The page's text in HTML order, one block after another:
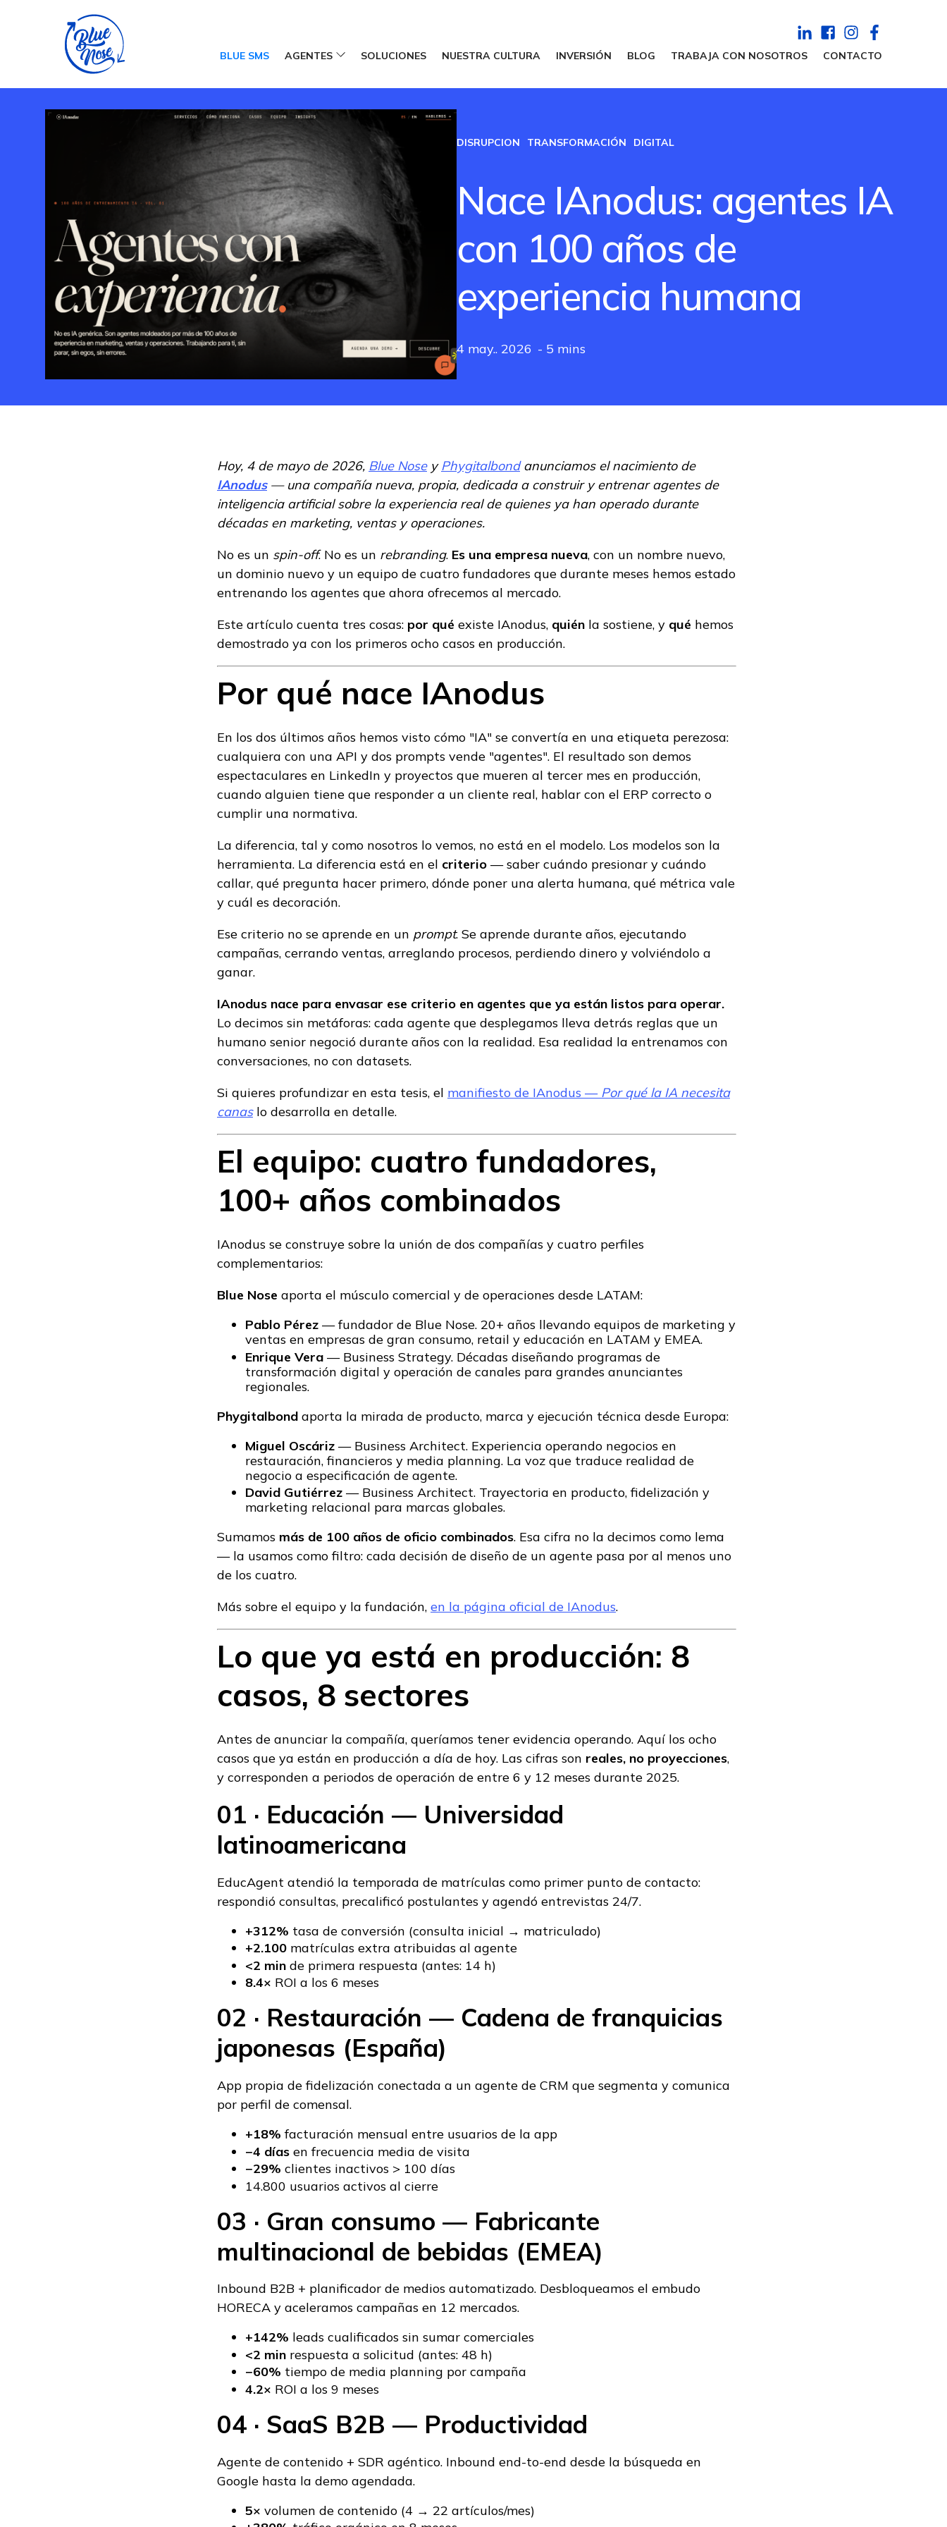
BLUE SMS AGENTES SOLUCIONES NUESTRA CULTURA INVERSIÓN BLOG TRABAJA CON NOSOTROS CONTACTO
DISRUPCION TRANSFORMACIÓN DIGITAL
Nace IAnodus: agentes IA
con 100 años de
experiencia humana
4 may.. 2026 - 5 mins
Hoy, 4 de mayo de 2026, Blue NoseyPhygitalbondanunciamos el nacimiento de
IAnodus— una compañía nueva, propia, dedicada a construir y entrenar agentes de
inteligencia artificial sobre la experiencia real de quienes ya han operado durante
décadas en marketing, ventas y operaciones.
No es un spin-off. No es un rebranding. Es una empresa nueva, con un nombre nuevo,
un dominio nuevo y un equipo de cuatro fundadores que durante meses hemos estado
entrenando los agentes que ahora ofrecemos al mercado.
Este artículo cuenta tres cosas: por qué existe IAnodus, quién la sostiene, y qué hemos
demostrado ya con los primeros ocho casos en producción.
Por qué nace IAnodus
En los dos últimos años hemos visto cómo "IA" se convertía en una etiqueta perezosa:
cualquiera con una API y dos prompts vende "agentes". El resultado son demos
espectaculares en LinkedIn y proyectos que mueren al tercer mes en producción,
cuando alguien tiene que responder a un cliente real, hablar con el ERP correcto o
cumplir una normativa.
La diferencia, tal y como nosotros lo vemos, no está en el modelo. Los modelos son la
herramienta. La diferencia está en el criterio — saber cuándo presionar y cuándo
callar, qué pregunta hacer primero, dónde poner una alerta humana, qué métrica vale
y cuál es decoración.
Ese criterio no se aprende en un prompt. Se aprende durante años, ejecutando
campañas, cerrando ventas, arreglando procesos, perdiendo dinero y volviéndolo a
ganar.
IAnodus nace para envasar ese criterio en agentes que ya están listos para operar.
Lo decimos sin metáforas: cada agente que desplegamos lleva detrás reglas que un
humano senior negoció durante años con la realidad. Esa realidad la entrenamos con
conversaciones, no con datasets.
Si quieres profundizar en esta tesis, el manifiesto de IAnodus — Por qué la IA necesita
canaslo desarrolla en detalle.
El equipo: cuatro fundadores,
100+ años combinados
IAnodus se construye sobre la unión de dos compañías y cuatro perfiles
complementarios:
Blue Nose aporta el músculo comercial y de operaciones desde LATAM:
Pablo Pérez — fundador de Blue Nose. 20+ años llevando equipos de marketing y
ventas en empresas de gran consumo, retail y educación en LATAM y EMEA.
Enrique Vera — Business Strategy. Décadas diseñando programas de
transformación digital y operación de canales para grandes anunciantes
regionales.
Phygitalbond aporta la mirada de producto, marca y ejecución técnica desde Europa:
Miguel Oscáriz — Business Architect. Experiencia operando negocios en
restauración, financieros y media planning. La voz que traduce realidad de
negocio a especificación de agente.
David Gutiérrez — Business Architect. Trayectoria en producto, fidelización y
marketing relacional para marcas globales.
Sumamos más de 100 años de oficio combinados. Esa cifra no la decimos como lema
— la usamos como filtro: cada decisión de diseño de un agente pasa por al menos uno
de los cuatro.
Más sobre el equipo y la fundación, en la página oficial de IAnodus.
Lo que ya está en producción: 8
casos, 8 sectores
Antes de anunciar la compañía, queríamos tener evidencia operando. Aquí los ocho
casos que ya están en producción a día de hoy. Las cifras son reales, no proyecciones,
y corresponden a periodos de operación de entre 6 y 12 meses durante 2025.
01 · Educación — Universidad
latinoamericana
EducAgent atendió la temporada de matrículas como primer punto de contacto:
respondió consultas, precalificó postulantes y agendó entrevistas 24/7.
+312% tasa de conversión (consulta inicial → matriculado)
+2.100 matrículas extra atribuidas al agente
<2 min de primera respuesta (antes: 14 h)
8.4× ROI a los 6 meses
02 · Restauración — Cadena de franquicias
japonesas (España)
App propia de fidelización conectada a un agente de CRM que segmenta y comunica
por perfil de comensal.
+18% facturación mensual entre usuarios de la app
−4 días en frecuencia media de visita
−29% clientes inactivos > 100 días
14.800 usuarios activos al cierre
03 · Gran consumo — Fabricante
multinacional de bebidas (EMEA)
Inbound B2B + planificador de medios automatizado. Desbloqueamos el embudo
HORECA y aceleramos campañas en 12 mercados.
+142% leads cualificados sin sumar comerciales
<2 min respuesta a solicitud (antes: 48 h)
−60% tiempo de media planning por campaña
4.2× ROI a los 9 meses
04 · SaaS B2B — Productividad
Agente de contenido + SDR agéntico. Inbound end-to-end desde la búsqueda en
Google hasta la demo agendada.
5× volumen de contenido (4 → 22 artículos/mes)